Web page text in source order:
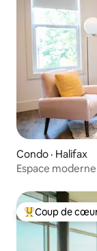
Condo · Halifax
Espace
Coup de cœur
Coup de